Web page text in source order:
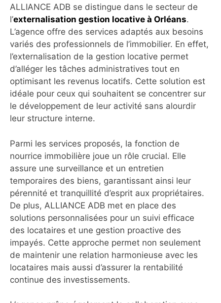
ALLIANCE ADB se distingue dans le secteur de
l’externalisation gestion locative à Orléans.
L’agence offre des services adaptés aux besoins
variés des professionnels de l’immobilier. En effet,
l’externalisation de la gestion locative permet
d’alléger les tâches administratives tout en
optimisant les revenus locatifs. Cette solution est
idéale pour ceux qui souhaitent se concentrer sur
le développement de leur activité sans alourdir
leur structure interne.
Parmi les services proposés, la fonction de
nourrice immobilière joue un rôle crucial. Elle
assure une surveillance et un entretien
temporaires des biens, garantissant ainsi leur
pérennité et tranquillité d’esprit aux propriétaires.
De plus, ALLIANCE ADB met en place des
solutions personnalisées pour un suivi efficace
des locataires et une gestion proactive des
impayés. Cette approche permet non seulement
de maintenir une relation harmonieuse avec les
locataires mais aussi d’assurer la rentabilité
continue des investissements.